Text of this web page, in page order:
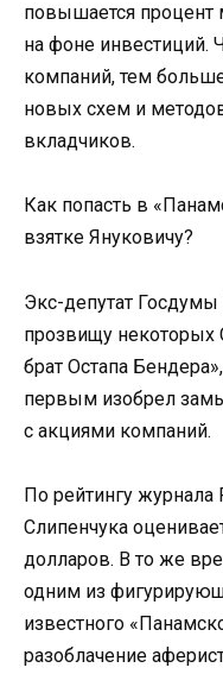
повышается процент
на фоне
компаний, тем
новых схем и
вкладчиков.
Как попасть в
взятке Януковичу?
Экс-депутат
прозвищу
брат Остапа
первым изобрел
с акциями компаний.
По рейтингу журнала
Слипенчука
долларов. В то же
одним из
известного
разоблачение